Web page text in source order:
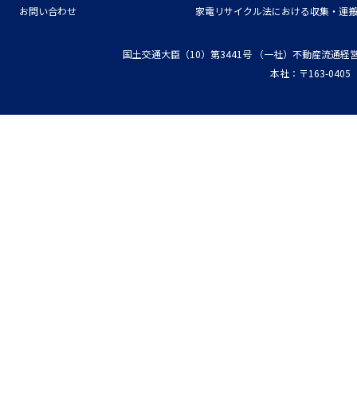
お問い合わせ
家電リサイクル法における収集・運
国土交通大臣（10）第3441号
（一社）不動産流通経
本社：〒163-